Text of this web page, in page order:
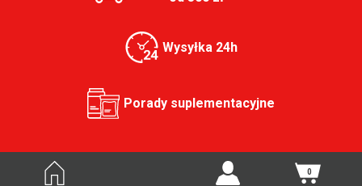
0
Wysyłka 24h
Porady suplementacyjne